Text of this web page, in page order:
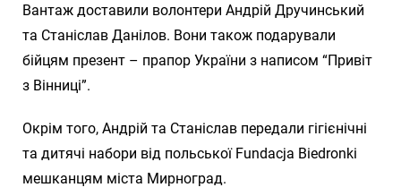
Вантаж доставили волонтери Андрій Дручинський
та Станіслав Данілов. Вони також подарували
бійцям презент – прапор України з написом “Привіт
з Вінниці”.
Окрім того, Андрій та Станіслав передали гігієнічні
та дитячі набори від польської Fundacja Biedronki
мешканцям міста Мирноград.